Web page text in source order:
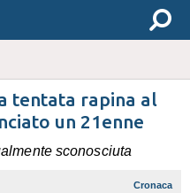
tentata rapina al
un 21enne
sconosciuta
Cronaca